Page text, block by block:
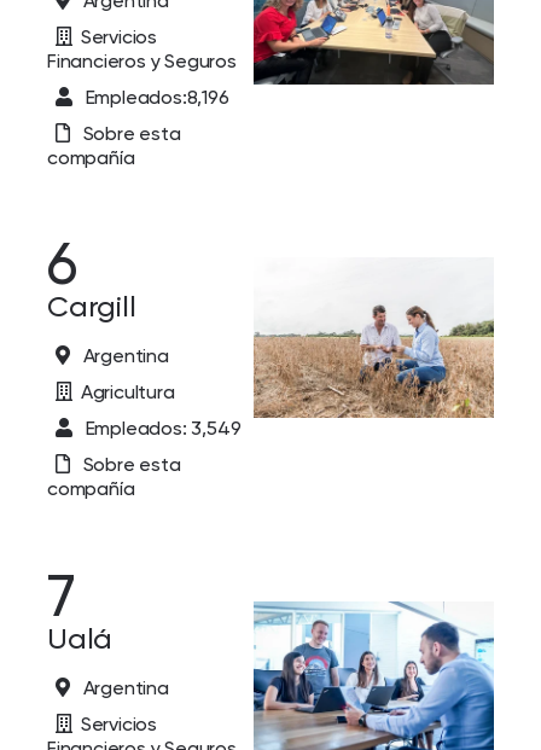
Servicios
Financieros y Seguros
Empleados:8,196
Sobre esta
compañía
6
Cargill
Argentina
Agricultura
Empleados: 3,549
Sobre esta
compañía
7
Ualá
Argentina
Servicios